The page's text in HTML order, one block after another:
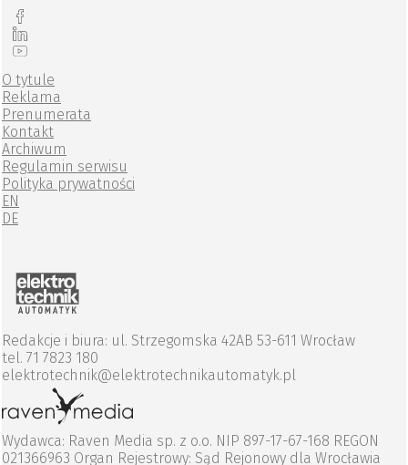
O tytule
Reklama
Prenumerata
Kontakt
Archiwum
Regulamin serwisu
Polityka prywatności
EN
DE
Redakcje i biura: ul. Strzegomska 42AB 53-611 Wrocław
tel. 71 7823 180
elektrotechnik@elektrotechnikautomatyk.pl
Wydawca: Raven Media sp. z o.o. NIP 897-17-67-168 REGON
021366963 Organ Rejestrowy: Sąd Rejonowy dla Wrocławia